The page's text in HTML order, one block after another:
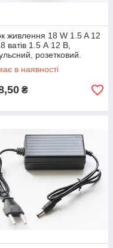
живлення 18 W 1.5 A 12
ватів 1.5 А 12 В,
розетковий.
в наявності
₴